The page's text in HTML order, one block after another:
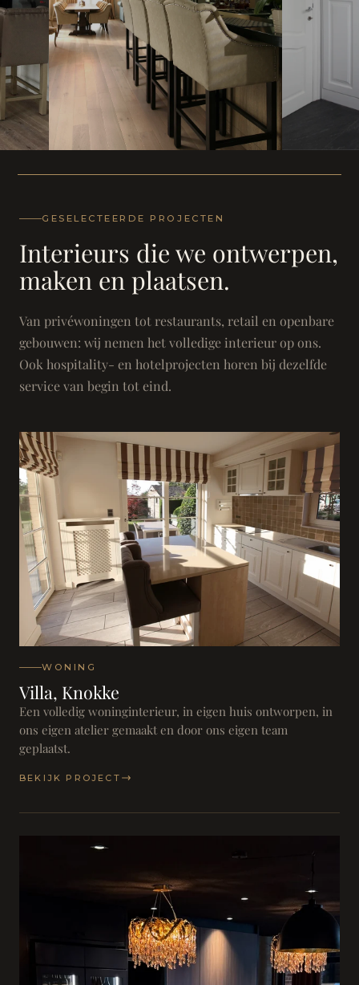
Landhuis - Grimbergen
GESELECTEERDE PROJECTEN
Interieurs die we ontwerpen,
maken en plaatsen.
Van privéwoningen tot restaurants, retail en openbare
gebouwen: wij nemen het volledige interieur op ons.
Ook hospitality- en hotelprojecten horen bij dezelfde
service van begin tot eind.
WONING
Villa, Knokke
Een volledig woninginterieur, in eigen huis ontworpen, in
ons eigen atelier gemaakt en door ons eigen team
geplaatst.
BEKIJK PROJECT